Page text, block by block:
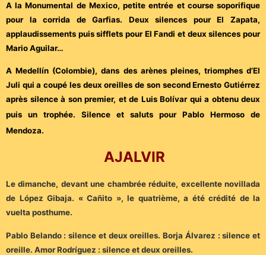
A la Monumental de Mexico, petite entrée et course soporifique
pour la corrida de Garfias. Deux silences pour El Zapata,
applaudissements puis sifflets pour El Fandi et deux silences pour
Mario Aguilar…
A Medellín (Colombie), dans des arènes pleines, triomphes d’El
Juli qui a coupé les deux oreilles de son second Ernesto Gutiérrez
après silence à son premier, et de Luis Bolívar qui a obtenu deux
puis un trophée. Silence et saluts pour Pablo Hermoso de
Mendoza.
AJALVIR
Le dimanche, devant une chambrée réduite, excellente novillada
de López Gibaja. « Cañito », le quatrième, a été crédité de la
vuelta posthume.
Pablo Belando : silence et deux oreilles. Borja Álvarez : silence et
oreille. Amor Rodríguez : silence et deux oreilles.